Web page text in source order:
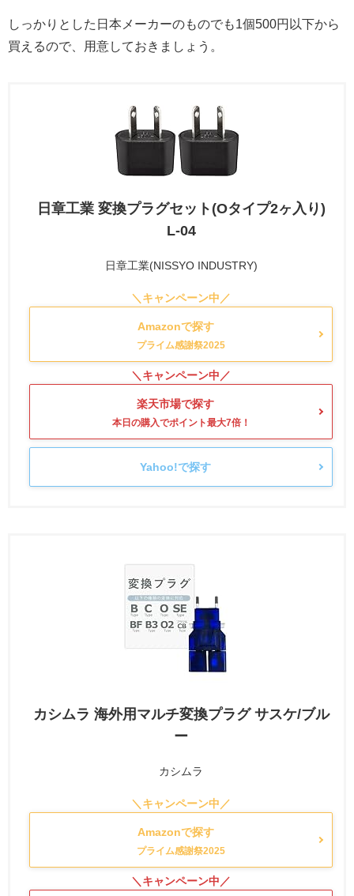
しっかりとした日本メーカーのものでも1個500円以下から
買えるので、用意しておきましょう。
日章工業 変換プラグセット(Oタイプ2ヶ入り)
L-04
日章工業(NISSYO INDUSTRY)
Amazonで探す
楽天市場で探す
Yahoo!で探す
カシムラ 海外用マルチ変換プラグ サスケ/ブル
ー
カシムラ
Amazonで探す